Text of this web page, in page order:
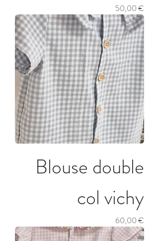
Prix
50,00 €
Blouse double
col vichy
Prix
60,00 €